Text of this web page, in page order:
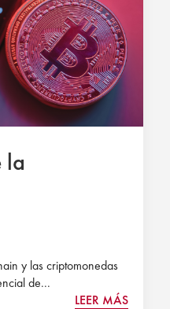
la
y las criptomonedas
de...
LEER MÁS